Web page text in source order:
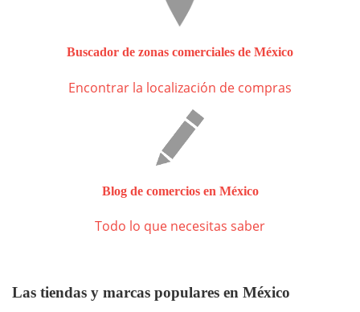
Buscador de zonas comerciales de México
Encontrar la localización de compras
Blog de comercios en México
Todo lo que necesitas saber
Las tiendas y marcas populares en México